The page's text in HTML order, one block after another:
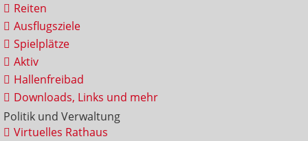
Reiten
Ausflugsziele
Spielplätze
Aktiv
Hallenfreibad
Downloads, Links und mehr
Politik und Verwaltung
Virtuelles Rathaus